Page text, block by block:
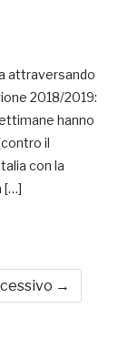
attraversando
2018/2019:
hanno
il
con la
[…]
→